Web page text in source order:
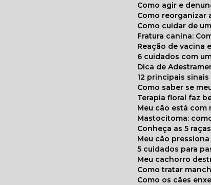
Como agir e
Como
Como cuidar de
Fratura canina:
Reação de
6 cuidados com
Dica de
12 principais
Como saber se
Terapia floral faz
Meu cão está
Mastocitoma:
Conheça as 5
Meu cão
5 cuidados para
Meu cachorro
Como tratar
Como os cães